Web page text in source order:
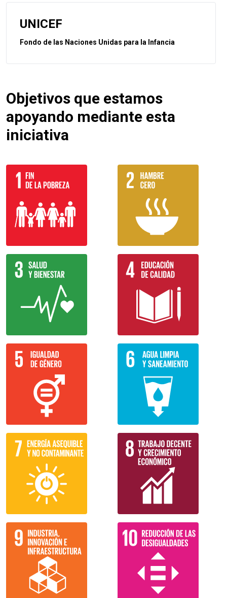
UNICEF
Fondo de las Naciones Unidas para la Infancia
Objetivos que estamos
apoyando mediante esta
iniciativa